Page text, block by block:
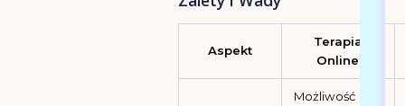
Aspekt
Terapia
Online
Możliwość